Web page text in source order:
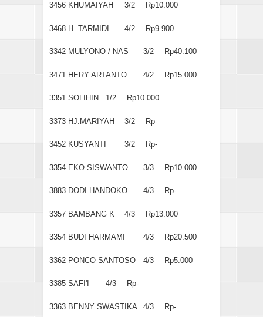
3456 KHUMAIYAH 3/2 Rp10.000
3468 H. TARMIDI 4/2 Rp9.900
3342 MULYONO / NAS 3/2 Rp40.100
3471 HERY ARTANTO 4/2 Rp15.000
3351 SOLIHIN 1/2 Rp10.000
3373 HJ.MARIYAH 3/2 Rp-
3452 KUSYANTI 3/2 Rp-
3354 EKO SISWANTO 3/3 Rp10.000
3883 DODI HANDOKO 4/3 Rp-
3357 BAMBANG K 4/3 Rp13.000
3354 BUDI HARMAMI 4/3 Rp20.500
3362 PONCO SANTOSO 4/3 Rp5.000
3385 SAFI'I 4/3 Rp-
3363 BENNY SWASTIKA 4/3 Rp-